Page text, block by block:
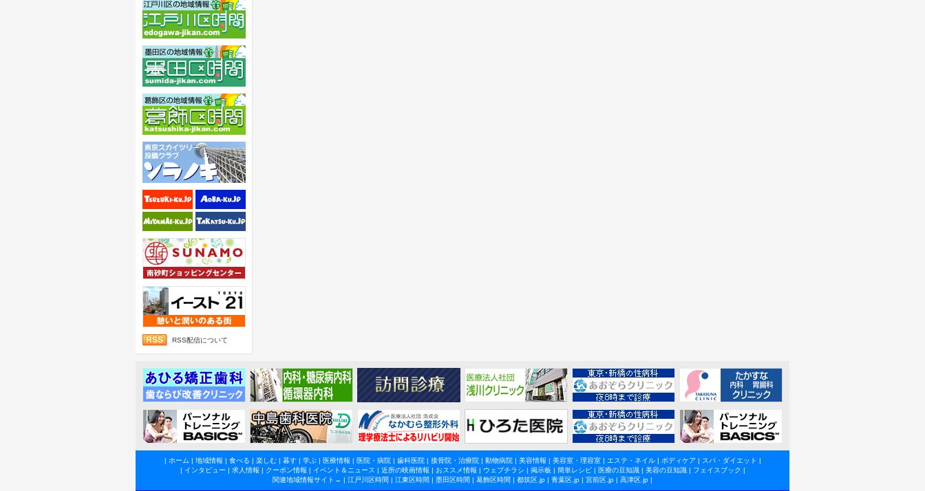
RSS配信について
| ホーム | 地域情報 | 食べる | 楽しむ| 暮す| 学ぶ| 医療情報 | 医院・病院| 歯科医院| 接骨院・治療院| 動物病院| 美容情報 | 美容室・理容室| エステ・ネイル| ボディケア | スパ・ダイエット |
| インタビュー | 求人情報 | クーポン情報 | イベント＆ニュース | 近所の映画情報 | おススメ情報 | ウェブチラシ | 掲示板 | 簡単レシピ| 医療の豆知識| 美容の豆知識| フェイスブック |
関連地域情報サイト→ | 江戸川区時間 | 江東区時間 | 墨田区時間 | 葛飾区時間 | 都筑区.jp | 青葉区.jp | 宮前区.jp | 高津区.jp |